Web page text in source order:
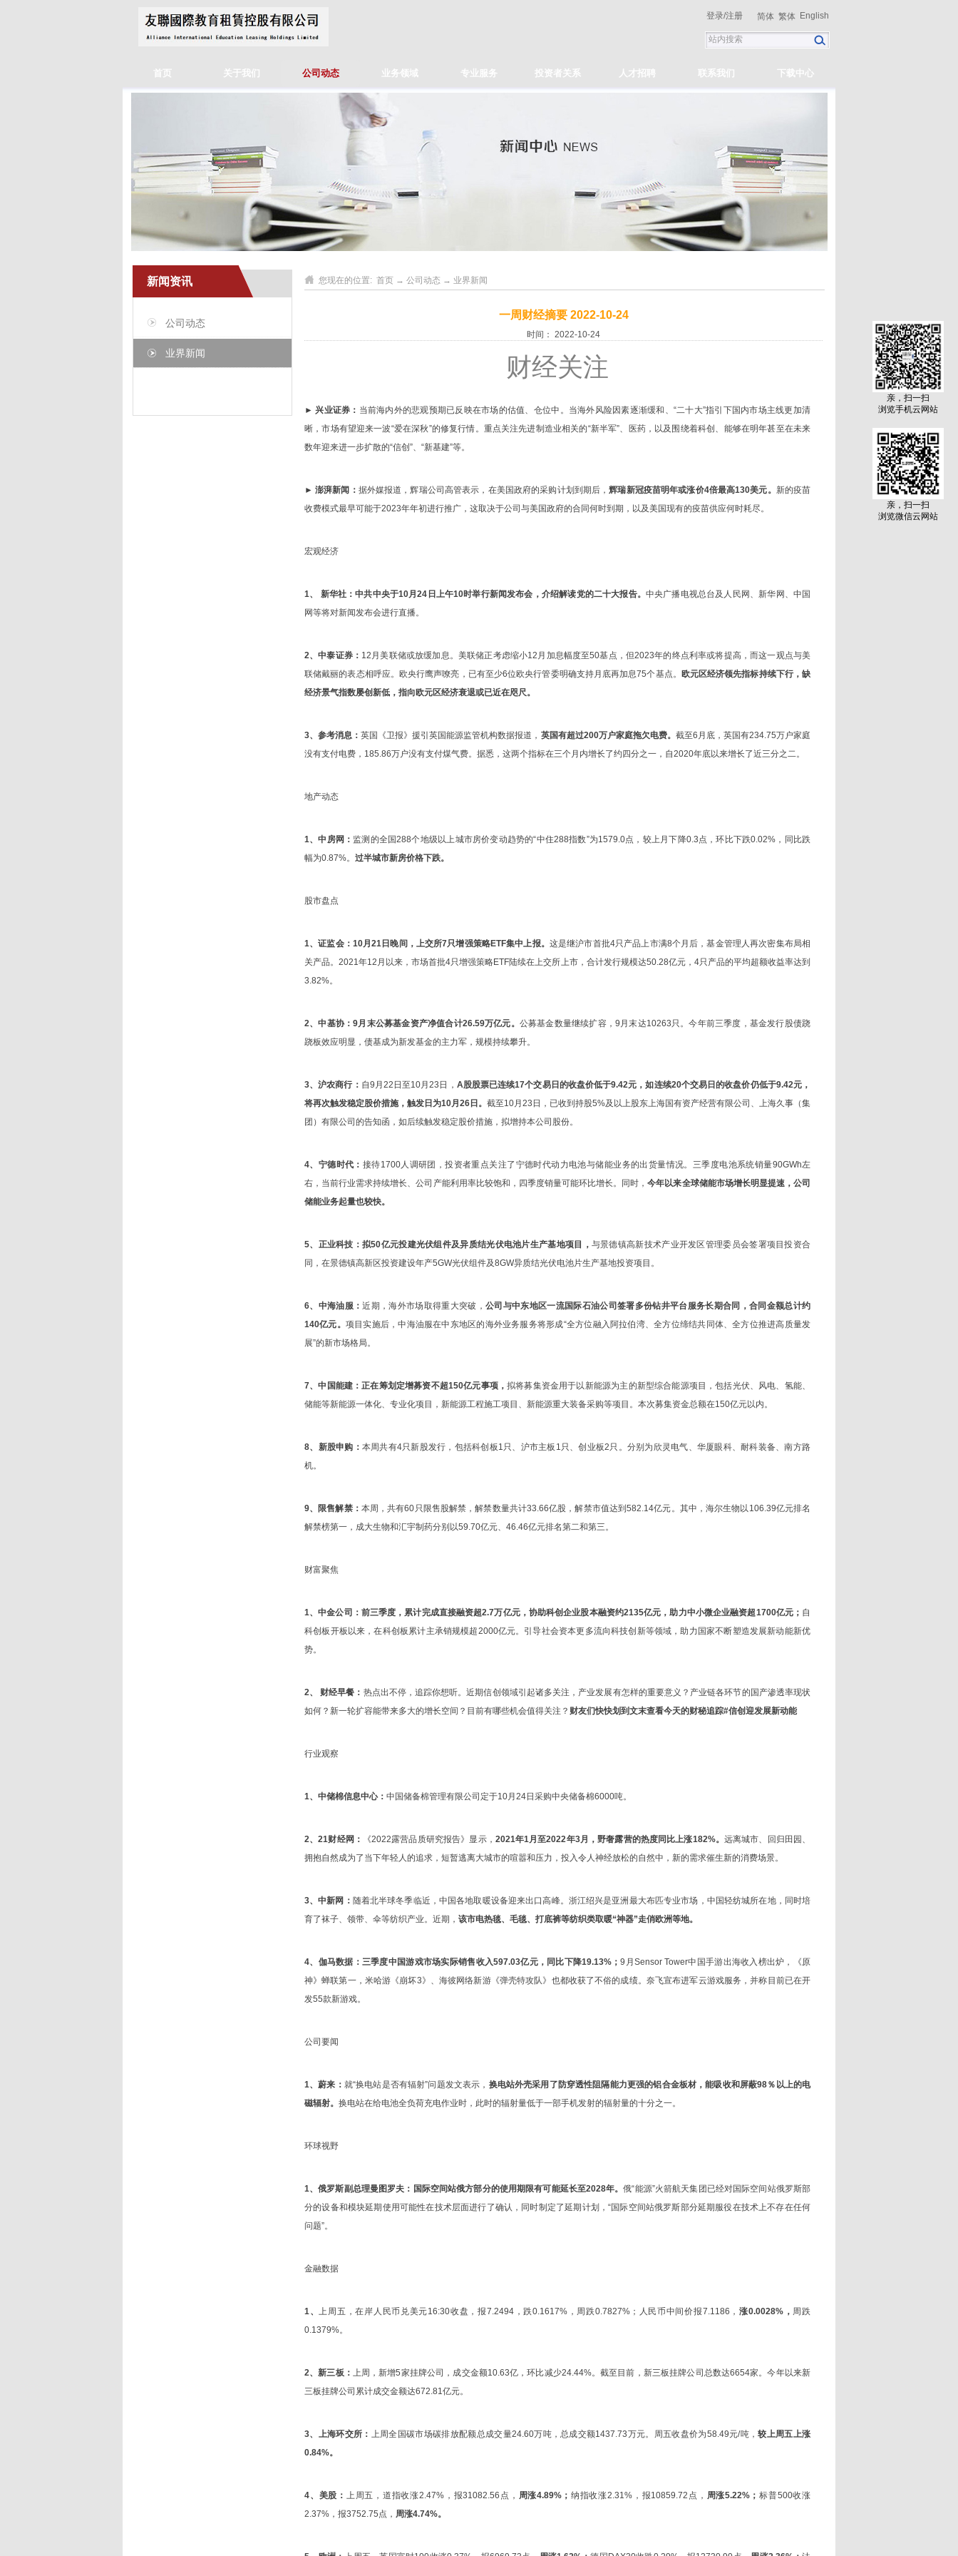
登录/注册 简体 繁体 English
首页 关于我们 公司动态 业务领域 专业服务 投资者关系 人才招聘 联系我们 下载中心
新闻资讯
公司动态
业界新闻
您现在的位置: 首页 → 公司动态 → 业界新闻
一周财经摘要 2022-10-24
时间： 2022-10-24
财经关注
► 兴业证券： 当前海内外的悲观预期已反映在市场的估值、仓位中。当海外风险因素逐渐缓和、“二十大”指引下国内市场主线更加清
晰，市场有望迎来一波“爱在深秋”的修复行情。重点关注先进制造业相关的“新半军”、医药，以及围绕着科创、能够在明年甚至在未来
数年迎来进一步扩散的“信创”、“新基建”等。
► 澎湃新闻： 据外媒报道，辉瑞公司高管表示，在美国政府的采购计划到期后，辉瑞新冠疫苗明年或涨价4倍最高130美元。 新的疫苗
收费模式最早可能于2023年年初进行推广，这取决于公司与美国政府的合同何时到期，以及美国现有的疫苗供应何时耗尽。
宏观经济
1、 新华社：中共中央于10月24日上午10时举行新闻发布会，介绍解读党的二十大报告。 中央广播电视总台及人民网、新华网、中国
网等将对新闻发布会进行直播。
2、中泰证券： 12月美联储或放缓加息。美联储正考虑缩小12月加息幅度至50基点，但2023年的终点利率或将提高，而这一观点与美
联储戴丽的表态相呼应。欧央行鹰声嘹亮，已有至少6位欧央行管委明确支持月底再加息75个基点。
欧元区经济领先指标持续下行，缺
经济景气指数屡创新低，指向欧元区经济衰退或已近在咫尺。
3、参考消息：英国《卫报》援引英国能源监管机构数据报道， 英国有超过200万户家庭拖欠电费。 截至6月底，英国有234.75万户家庭
没有支付电费，185.86万户没有支付煤气费。据悉，这两个指标在三个月内增长了约四分之一，自2020年底以来增长了近三分之二。
地产动态
1、中房网： 监测的全国288个地级以上城市房价变动趋势的“中住288指数”为1579.0点，较上月下降0.3点，环比下跌0.02%，同比跌
幅为0.87%。 过半城市新房价格下跌。
股市盘点
1、证监会： 10月21日晚间，上交所7只增强策略ETF集中上报。 这是继沪市首批4只产品上市满8个月后，基金管理人再次密集布局相
关产品。2021年12月以来，市场首批4只增强策略ETF陆续在上交所上市，合计发行规模达50.28亿元，4只产品的平均超额收益率达到
3.82%。
2、中基协：9月末公募基金资产净值合计26.59万亿元。 公募基金数量继续扩容，9月末达10263只。今年前三季度，基金发行股债跷
跷板效应明显，债基成为新发基金的主力军，规模持续攀升。
3、沪农商行： 自9月22日至10月23日， A股股票已连续17个交易日的收盘价低于9.42元，如连续20个交易日的收盘价仍低于9.42元，
将再次触发稳定股价措施，触发日为10月26日。 截至10月23日，已收到持股5%及以上股东上海国有资产经营有限公司、上海久事（集
团）有限公司的告知函，如后续触发稳定股价措施，拟增持本公司股份。
4、宁德时代： 接待1700人调研团，投资者重点关注了宁德时代动力电池与储能业务的出货量情况。三季度电池系统销量90GWh左
右，当前行业需求持续增长、公司产能利用率比较饱和，四季度销量可能环比增长。同时，今年以来全球储能市场增长明显提速，公司
储能业务起量也较快。
5、正业科技：拟50亿元投建光伏组件及异质结光伏电池片生产基地项目， 与景德镇高新技术产业开发区管理委员会签署项目投资合
同，在景德镇高新区投资建设年产5GW光伏组件及8GW异质结光伏电池片生产基地投资项目。
6、中海油服：近期，海外市场取得重大突破，公司与中东地区一流国际石油公司签署多份钻井平台服务长期合同，合同金额总计约
140亿元。 项目实施后，中海油服在中东地区的海外业务服务将形成“全方位融入阿拉伯湾、全方位缔结共同体、全方位推进高质量发
展”的新市场格局。
7、中国能建：正在筹划定增募资不超150亿元事项，拟将募集资金用于以新能源为主的新型综合能源项目，包括光伏、风电、氢能、
储能等新能源一体化、专业化项目，新能源工程施工项目、新能源重大装备采购等项目。本次募集资金总额在150亿元以内。
8、新股申购： 本周共有4只新股发行，包括科创板1只、沪市主板1只、创业板2只。分别为欣灵电气、华厦眼科、耐科装备、南方路
机。
9、限售解禁： 本周，共有60只限售股解禁，解禁数量共计33.66亿股，解禁市值达到582.14亿元。其中，海尔生物以106.39亿元排名
解禁榜第一，成大生物和汇宇制药分别以59.70亿元、46.46亿元排名第二和第三。
财富聚焦
1、中金公司： 前三季度，累计完成直接融资超2.7万亿元，协助科创企业股本融资约2135亿元，助力中小微企业融资超1700亿元； 自
科创板开板以来，在科创板累计主承销规模超2000亿元。引导社会资本更多流向科技创新等领域，助力国家不断塑造发展新动能新优
势。
2、 财经早餐： 热点出不停，追踪你想听。近期信创领域引起诸多关注，产业发展有怎样的重要意义？产业链各环节的国产渗透率现状
如何？新一轮扩容能带来多大的增长空间？目前有哪些机会值得关注？ 财友们快快划到文末查看今天的财秘追踪#信创迎发展新动能
行业观察
1、中储棉信息中心： 中国储备棉管理有限公司定于10月24日采购中央储备棉6000吨。
2、21财经网： 《2022露营品质研究报告》显示， 2021年1月至2022年3月，野奢露营的热度同比上涨182%。 远离城市、回归田园、
拥抱自然成为了当下年轻人的追求，短暂逃离大城市的喧嚣和压力，投入令人神经放松的自然中，新的需求催生新的消费场景。
3、中新网： 随着北半球冬季临近，中国各地取暖设备迎来出口高峰。浙江绍兴是亚洲最大布匹专业市场，中国轻纺城所在地，同时培
育了袜子、领带、伞等纺织产业。近期， 该市电热毯、毛毯、打底裤等纺织类取暖“神器”走俏欧洲等地。
4、伽马数据： 三季度中国游戏市场实际销售收入597.03亿元，同比下降19.13%；9月Sensor Tower中国手游出海收入榜出炉，《原
神》蝉联第一，米哈游《崩坏3》、海彼网络新游《弹壳特攻队》也都收获了不俗的成绩。奈飞宣布进军云游戏服务，并称目前已在开
发55款新游戏。
公司要闻
1、蔚来： 就“换电站是否有辐射”问题发文表示， 换电站外壳采用了防穿透性阻隔能力更强的铝合金板材，能吸收和屏蔽98％以上的电
磁辐射。 换电站在给电池全负荷充电作业时，此时的辐射量低于一部手机发射的辐射量的十分之一。
环球视野
1、俄罗斯副总理曼图罗夫： 国际空间站俄方部分的使用期限有可能延长至2028年。俄“能源”火箭航天集团已经对国际空间站俄罗斯部
分的设备和模块延期使用可能性在技术层面进行了确认，同时制定了延期计划，“国际空间站俄罗斯部分延期服役在技术上不存在任何
问题”。
金融数据
1、上周五，在岸人民币兑美元16:30收盘，报7.2494，跌0.1617%，周跌0.7827%；人民币中间价报7.1186，涨0.0028%， 周跌
0.1379%。
2、新三板： 上周，新增5家挂牌公司，成交金额10.63亿，环比减少24.44%。截至目前，新三板挂牌公司总数达6654家。今年以来新
三板挂牌公司累计成交金额达672.81亿元。
3、上海环交所： 上周全国碳市场碳排放配额总成交量24.60万吨，总成交额1437.73万元。周五收盘价为58.49元/吨，较上周五上涨
0.84%。
4、美股： 上周五，道指收涨2.47%，报31082.56点， 周涨4.89%； 纳指收涨2.31%，报10859.72点， 周涨5.22%； 标普500收涨
2.37%，报3752.75点， 周涨4.74%。
亲，扫一扫
浏览手机云网站
亲，扫一扫
浏览微信云网站